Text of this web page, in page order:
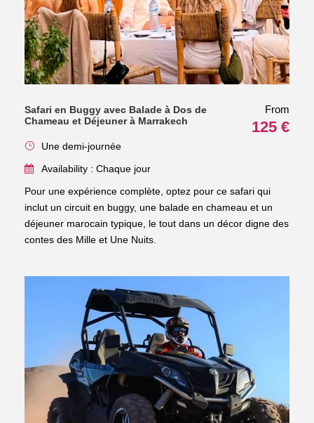
Safari en Buggy avec Balade à Dos de
Chameau et Déjeuner à Marrakech
From
125 €
Une demi-journée
Availability : Chaque jour
Pour une expérience complète, optez pour ce safari qui
inclut un circuit en buggy, une balade en chameau et un
déjeuner marocain typique, le tout dans un décor digne des
contes des Mille et Une Nuits.